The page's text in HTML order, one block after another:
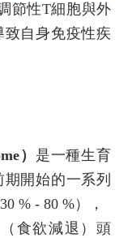
節性T細胞與外
自身免疫性疾
） 是一種生育
開始的一系列
% - 80 %），
食欲減退）頭